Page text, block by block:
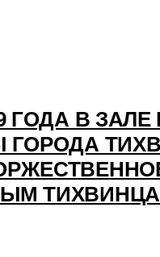
ГОДА В
ГОРОДА